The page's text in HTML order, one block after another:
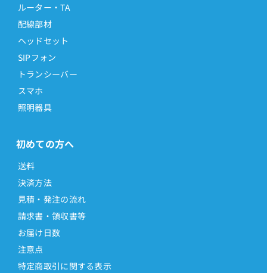
ルーター・TA
配線部材
ヘッドセット
SIPフォン
トランシーバー
スマホ
照明器具
初めての方へ
送料
決済方法
見積・発注の流れ
請求書・領収書等
お届け日数
注意点
特定商取引に関する表示